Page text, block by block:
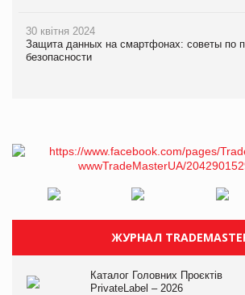
30 квітня 2024
Защита данных на смартфонах: советы по
безопасности
ЖУРНАЛ
Каталог Головних Проєктів
PrivateLabel – 2026